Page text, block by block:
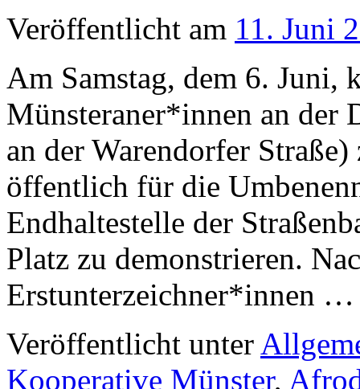
Veröffentlicht am 11. Juni
Am Samstag, dem 6. Juni,
Münsteraner*innen an der
an der Warendorfer
öffentlich für die
Endhaltestelle der
Platz zu demonstrieren.
Erstunterzeichner*innen
Veröffentlicht unter
Kooperative Münster,